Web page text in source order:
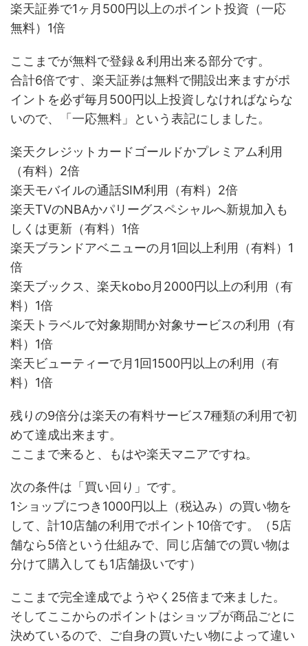
楽天証券で1ヶ月500円以上のポイント投資（一応
無料）1倍
ここまでが無料で登録＆利用出来る部分です。
合計6倍です、楽天証券は無料で開設出来ますがポ
イントを必ず毎月500円以上投資しなければならな
いので、「一応無料」という表記にしました。
楽天クレジットカードゴールドかプレミアム利用
（有料）2倍
楽天モバイルの通話SIM利用（有料）2倍
楽天TVのNBAかパリーグスペシャルへ新規加入も
しくは更新（有料）1倍
楽天ブランドアベニューの月1回以上利用（有料）1
倍
楽天ブックス、楽天kobo月2000円以上の利用（有
料）1倍
楽天トラベルで対象期間か対象サービスの利用（有
料）1倍
楽天ビューティーで月1回1500円以上の利用（有
料）1倍
残りの9倍分は楽天の有料サービス7種類の利用で初
めて達成出来ます。
ここまで来ると、もはや楽天マニアですね。
次の条件は「買い回り」です。
1ショップにつき1000円以上（税込み）の買い物を
して、計10店舗の利用でポイント10倍です。（5店
舗なら5倍という仕組みで、同じ店舗での買い物は
分けて購入しても1店舗扱いです）
ここまで完全達成でようやく25倍まで来ました。
そしてここからのポイントはショップが商品ごとに
決めているので、ご自身の買いたい物によって違い